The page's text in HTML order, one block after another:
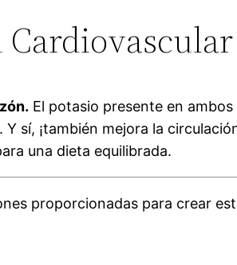
El potasio presente en
sí, ¡también mejora la
una dieta equilibrada.
proporcionadas para crear